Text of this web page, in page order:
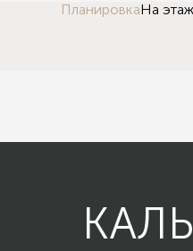
ПланировкаНа